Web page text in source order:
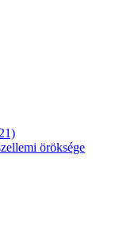
öröksége